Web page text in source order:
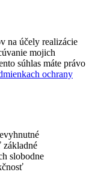
na účely realizácie
mojich
súhlas máte právo
ochrany
základné
slobodne